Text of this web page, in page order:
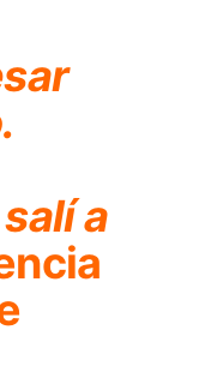
a